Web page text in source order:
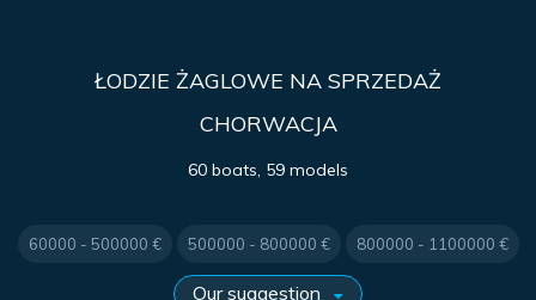
ŁODZIE ŻAGLOWE NA SPRZEDAŻ
CHORWACJA
60 boats, 59 models
60000 - 500000 € 500000 - 800000 € 800000 - 1100000 €